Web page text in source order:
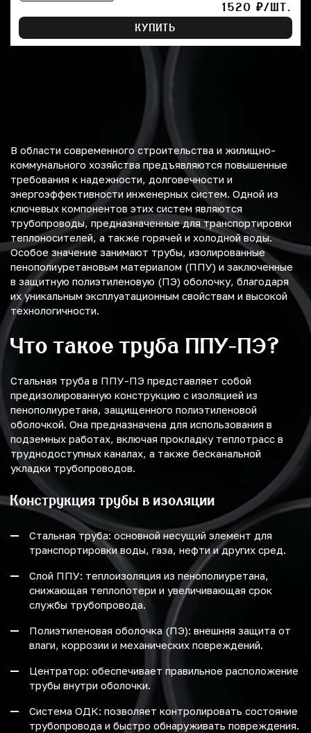
1520 ₽/ШТ.
КУПИТЬ
В области современного строительства и жилищно-
коммунального хозяйства предъявляются повышенные
требования к надежности, долговечности и
энергоэффективности инженерных систем. Одной из
ключевых компонентов этих систем являются
трубопроводы, предназначенные для транспортировки
теплоносителей, а также горячей и холодной воды.
Особое значение занимают трубы, изолированные
пенополиуретановым материалом (ППУ) и заключенные
в защитную полиэтиленовую (ПЭ) оболочку, благодаря
их уникальным эксплуатационным свойствам и высокой
технологичности.
Что такое труба ППУ-ПЭ?
Стальная труба в ППУ-ПЭ представляет собой
предизолированную конструкцию с изоляцией из
пенополиуретана, защищенного полиэтиленовой
оболочкой. Она предназначена для использования в
подземных работах, включая прокладку теплотрасс в
труднодоступных каналах, а также бесканальной
укладки трубопроводов.
Конструкция трубы в изоляции
Стальная труба: основной несущий элемент для
транспортировки воды, газа, нефти и других сред.
Слой ППУ: теплоизоляция из пенополиуретана,
снижающая теплопотери и увеличивающая срок
службы трубопровода.
Полиэтиленовая оболочка (ПЭ): внешняя защита от
влаги, коррозии и механических повреждений.
Центратор: обеспечивает правильное расположение
трубы внутри оболочки.
Система ОДК: позволяет контролировать состояние
трубопровода и быстро обнаруживать повреждения.